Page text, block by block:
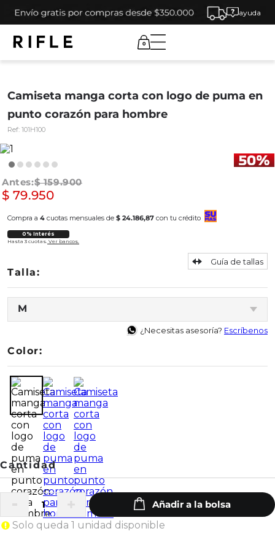
ayuda
0
Camiseta manga corta con logo de puma en
punto corazón para hombre
Ref: 101H100
$ 159.900
$ 79.950
Compra a 4 cuotas mensuales de $ 24.186,87 con tu crédito
0% Interés
Hasta 3 cuotas. Ver bancos.
M
Guía de tallas
¿Necesitas asesoría? Escríbenos
Color:
Solo queda 1 unidad disponible